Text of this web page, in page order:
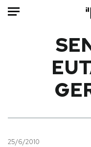
Internet
25/6/2010